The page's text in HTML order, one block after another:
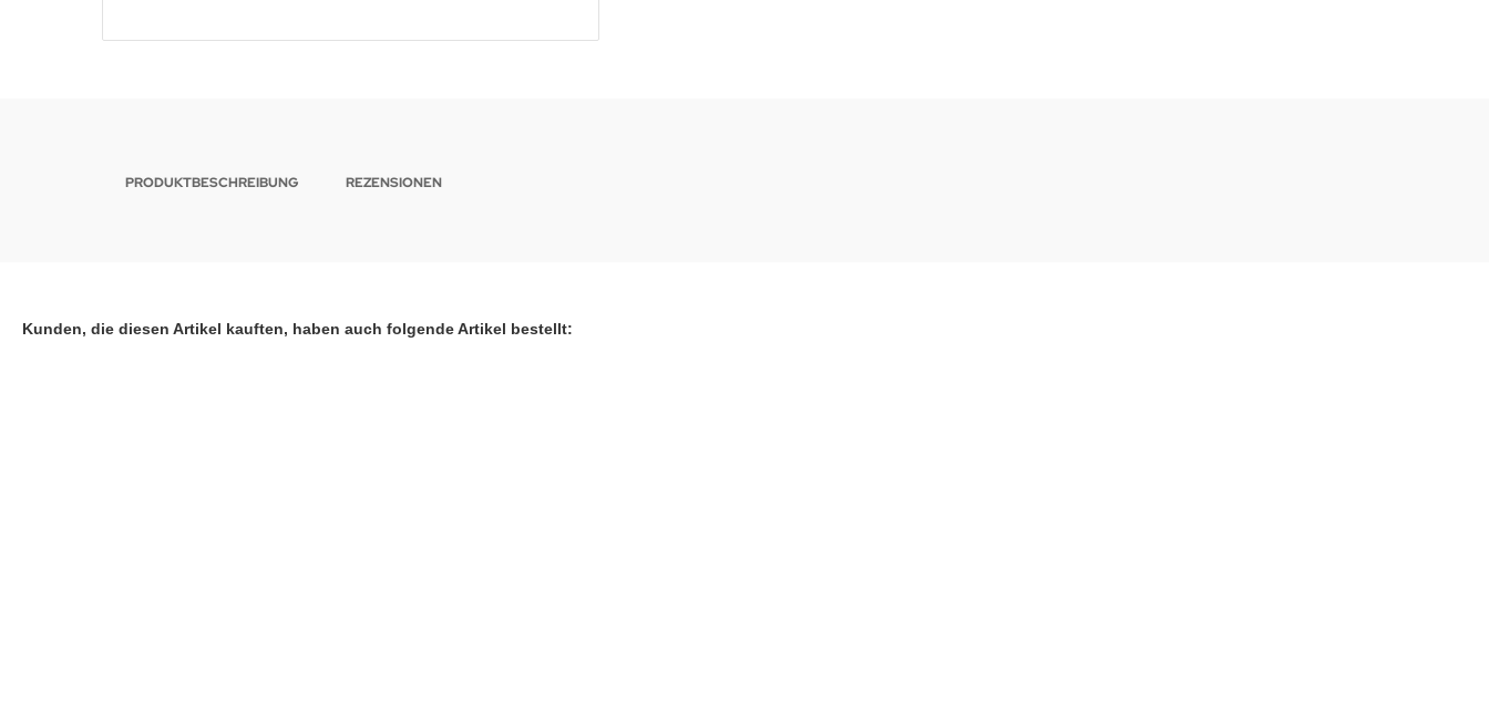
PRODUKTBESCHREIBUNG REZENSIONEN
Kunden, die diesen Artikel kauften, haben auch folgende Artikel bestellt: